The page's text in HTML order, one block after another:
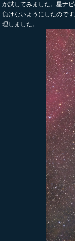
か試してみました。星ナ
負けないようにしたので
理しました。